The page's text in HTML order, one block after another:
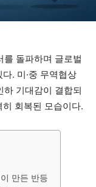
돌파하며 글로벌
. 미·중 무역협상
기대감이 결합되
회복된 모습이다.
만든 반등